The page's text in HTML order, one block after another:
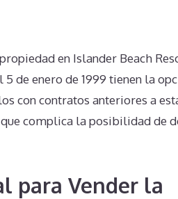
en Islander Beach
de enero de 1999 tienen la
con contratos anteriores a
complica la posibilidad de
para Vender la